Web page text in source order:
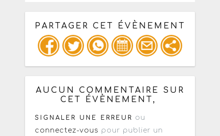
PARTAGER CET ÉVÈNEMENT
Copiez les infos ci-dessous pour un
: mail / forum / réseau social
AUCUN COMMENTAIRE SUR
CET ÉVÈNEMENT,
SIGNALER UNE ERREUR
ou
connectez-vous pour publier un